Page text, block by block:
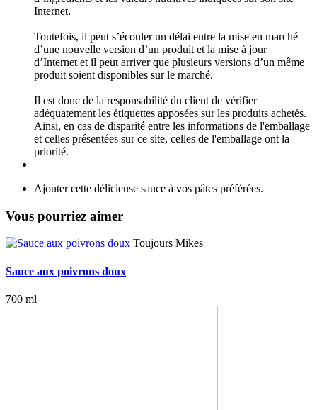
Internet.
Toutefois, il peut s’écouler un délai entre la mise en marché
d’une nouvelle version d’un produit et la mise à jour
d’Internet et il peut arriver que plusieurs versions d’un même
produit soient disponibles sur le marché.
Il est donc de la responsabilité du client de vérifier
adéquatement les étiquettes apposées sur les produits achetés.
Ainsi, en cas de disparité entre les informations de l'emballage
et celles présentées sur ce site, celles de l'emballage ont la
priorité.
Ajouter cette délicieuse sauce à vos pâtes préférées.
Vous pourriez aimer
Toujours Mikes
Sauce aux poivrons doux
700 ml